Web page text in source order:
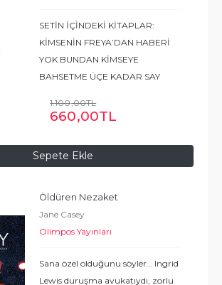
Sepete Ekle
SETİN İÇİNDEKİ KİTAPLAR:
KİMSENİN FREYA’DAN HABERİ
YOK BUNDAN KİMSEYE
BAHSETME ÜÇE KADAR SAY
1.100,00TL
660,00TL
Öldüren Nezaket
Jane Casey
Olimpos Yayınları
Sana özel olduğunu söyler… Ingrid
Lewis duruşma avukatıydı, zorlu